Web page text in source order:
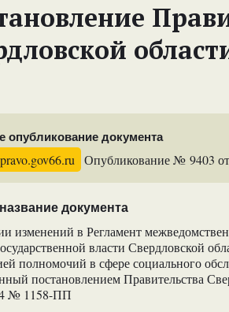
опубликование документа
Опубликование № 9403
документа
изменений в Регламент
власти Свердловской
полномочий в сфере социального
постановлением Правительства
№ 1158-ПП